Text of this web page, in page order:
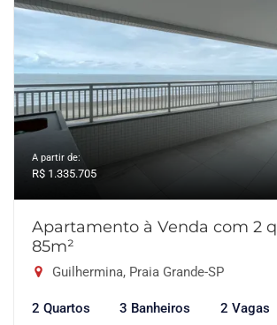
A partir de:
R$ 1.335.705
Apartamento à Venda com 2
85m²
Guilhermina, Praia Grande-SP
2 Quartos 3 Banheiros 2 Vagas